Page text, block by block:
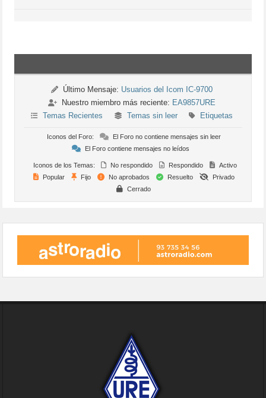
Último Mensaje: Usuarios del Icom IC-9700
Nuestro miembro más reciente: EA9857URE
Temas Recientes
Temas sin leer Etiquetas
Iconos del Foro:
El Foro no contiene mensajes sin leer
El Foro contiene mensajes no leídos
Iconos de los Temas: No respondido Respondido
Activo
Popular
Fijo No aprobados Resuelto
Privado
Cerrado